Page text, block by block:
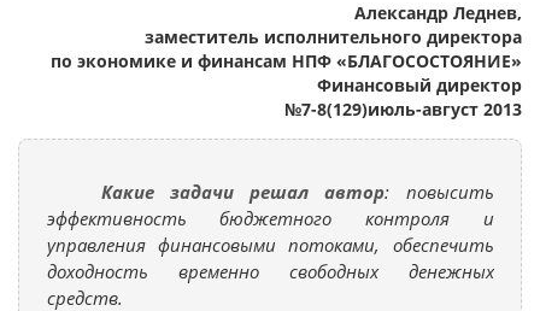
Александр Леднев,
заместитель исполнительного директора
по экономике и финансам НПФ «БЛАГОСОСТОЯНИЕ»
Финансовый директор
№7-8(129)июль-август 2013
Какие задачи решал автор: повысить
эффективность бюджетного контроля и
управления финансовыми потоками, обеспечить
доходность временно свободных денежных
средств.